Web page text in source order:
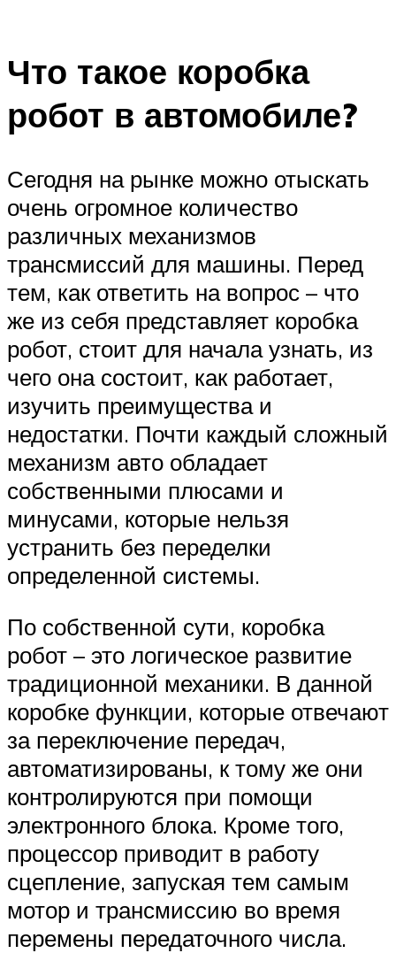
Что такое коробка
робот в автомобиле?
Сегодня на рынке можно отыскать
очень огромное количество
различных механизмов
трансмиссий для машины. Перед
тем, как ответить на вопрос – что
же из себя представляет коробка
робот, стоит для начала узнать, из
чего она состоит, как работает,
изучить преимущества и
недостатки. Почти каждый сложный
механизм авто обладает
собственными плюсами и
минусами, которые нельзя
устранить без переделки
определенной системы.
По собственной сути, коробка
робот – это логическое развитие
традиционной механики. В данной
коробке функции, которые отвечают
за переключение передач,
автоматизированы, к тому же они
контролируются при помощи
электронного блока. Кроме того,
процессор приводит в работу
сцепление, запуская тем самым
мотор и трансмиссию во время
перемены передаточного числа.